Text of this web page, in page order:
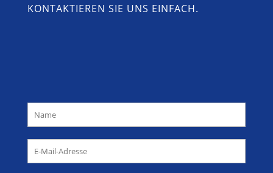
KONTAKTIEREN SIE UNS EINFACH.